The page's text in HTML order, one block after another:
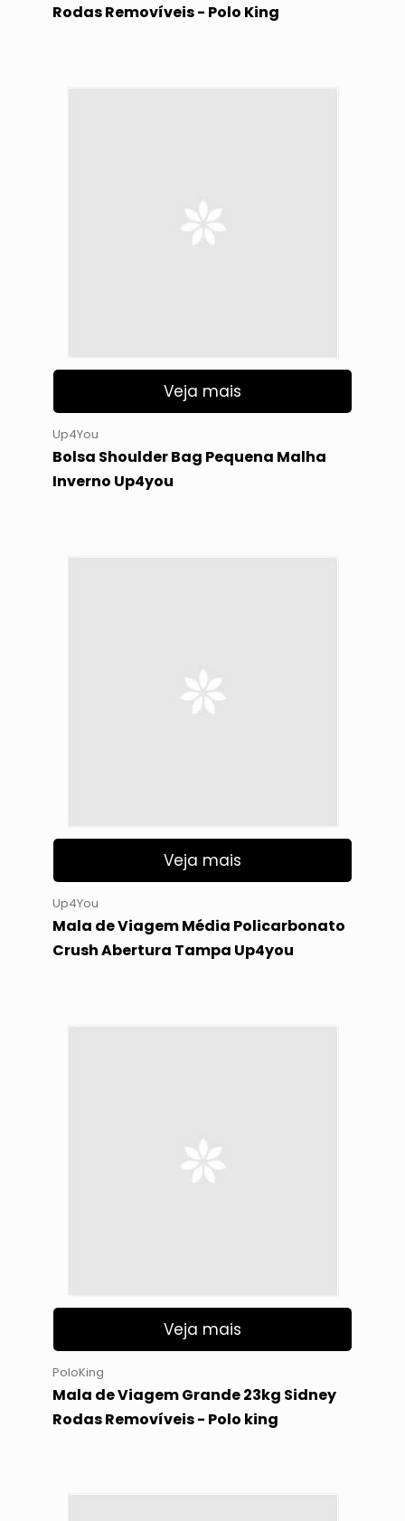
Rodas Removíveis - Polo King
Veja mais
Up4You
Bolsa Shoulder Bag Pequena Malha
Inverno Up4you
Veja mais
Up4You
Mala de Viagem Média Policarbonato
Crush Abertura Tampa Up4you
Veja mais
PoloKing
Mala de Viagem Grande 23kg Sidney
Rodas Removíveis - Polo king